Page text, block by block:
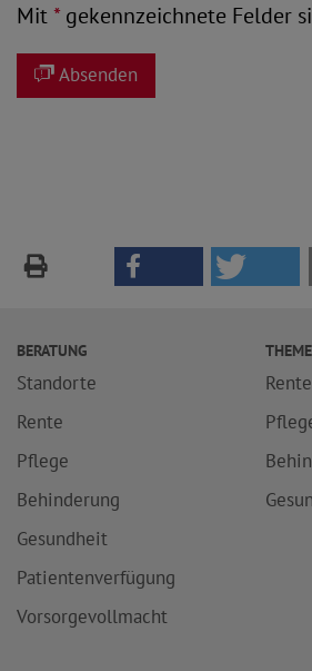
Mit*gekennzeichnete Felder
Absenden
BERATUNG
Standorte
Rente
Pflege
Behinderung
Gesundheit
Patientenverfügung
Vorsorgevollmacht
Rente